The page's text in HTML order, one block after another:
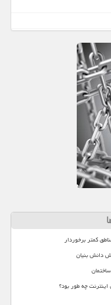
کمتر برخوردار
دانش بنیان
اینترنت چه طور بود؟